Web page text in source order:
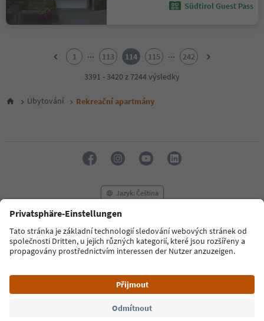
Südtirol Guest Pass
6
16
17
18
19
21
1 ... 113 114 115 ...
242
3391 - 3420 z 7244 výsledky
Ubytování Rekreační apartmány
Jazyk: Čeština
FAQ Kontaktujte nás Tisk
MICE
Zásady ochrany osobních údajů
Podmínky a ujednání
Tiráž
Prohlášení o přístupnosti